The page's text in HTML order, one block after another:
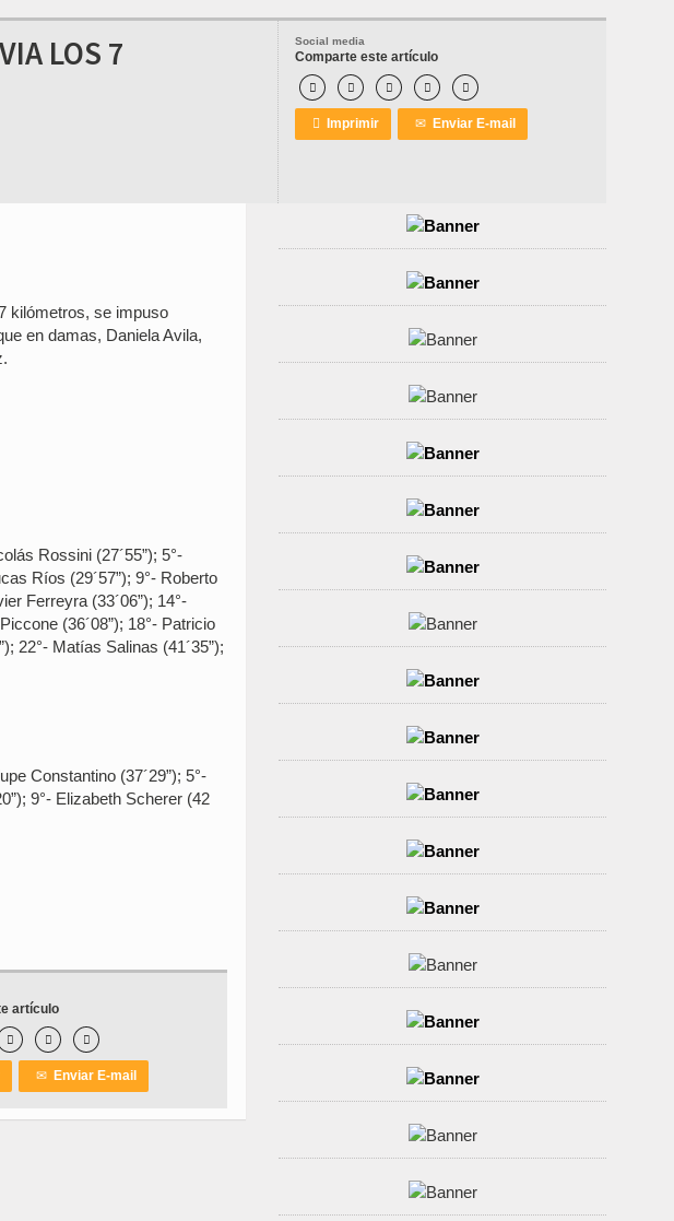
Social media
Comparte este artículo
    
 Imprimir ✉ Enviar E-mail
LOS 7
kilómetros, se impuso
en damas, Daniela Avila,
Rossini (27´55”); 5°-
Ríos (29´57”); 9°- Roberto
Ferreyra (33´06”); 14°-
(36´08”); 18°- Patricio
22°- Matías Salinas (41´35”);
Constantino (37´29”); 5°-
9°- Elizabeth Scherer (42
artículo
  
✉ Enviar E-mail